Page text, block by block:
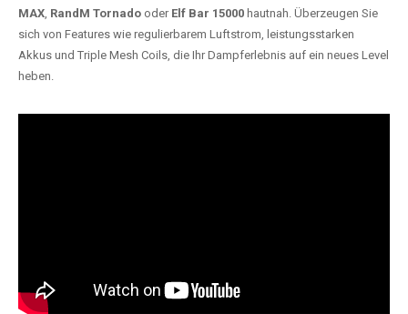
MAX, RandM Tornado oder Elf Bar 15000 hautnah. Überzeugen Sie
sich von Features wie regulierbarem Luftstrom, leistungsstarken
Akkus und Triple Mesh Coils, die Ihr Dampferlebnis auf ein neues Level
heben.